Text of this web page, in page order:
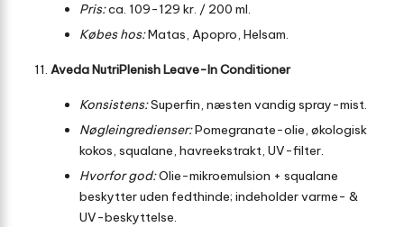
Pris:ca. 109-129 kr. / 200 ml.
Købes hos:Matas, Apopro, Helsam.
Aveda NutriPlenish Leave-In Conditioner
Konsistens:Superfin, næsten vandig spray-mist.
Nøgleingredienser:Pomegranate-olie, økologisk
kokos, squalane, havreekstrakt, UV-filter.
Hvorfor god:Olie-mikroemulsion + squalane
beskytter uden fedthinde; indeholder varme- &
UV-beskyttelse.